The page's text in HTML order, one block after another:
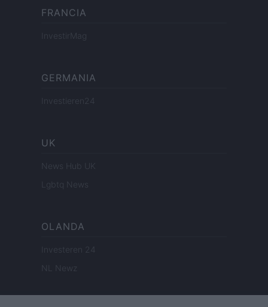
FRANCIA
InvestirMag
GERMANIA
Investieren24
UK
News Hub UK
Lgbtq News
OLANDA
Investeren 24
NL Newz